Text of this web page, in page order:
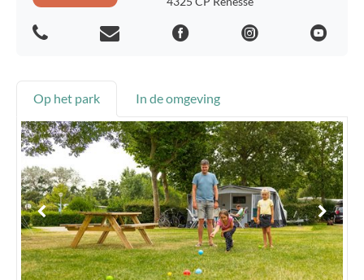
Op het park In de omgeving